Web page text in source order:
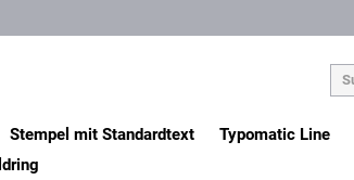
Stempel mit Standardtext Typomatic Line